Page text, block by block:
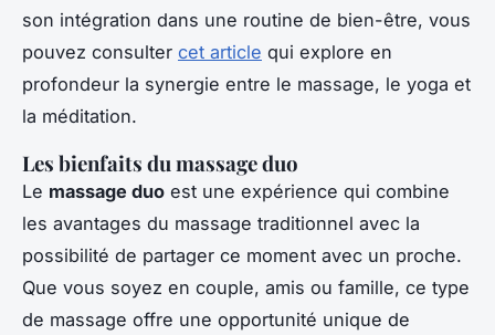
son intégration dans une routine de bien-être, vous
pouvez consulter cet article qui explore en
profondeur la synergie entre le massage, le yoga et
la méditation.
Les bienfaits du massage duo
Le massage duo est une expérience qui combine
les avantages du massage traditionnel avec la
possibilité de partager ce moment avec un proche.
Que vous soyez en couple, amis ou famille, ce type
de massage offre une opportunité unique de